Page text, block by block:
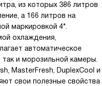
из которых 386 литров
а 166 литров на
маркировкой 4*.
охлаждения,
автоматическое
и морозильной камеры.
MasterFresh, DuplexCool и
свои полезные свойства